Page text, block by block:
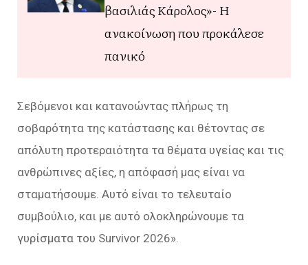
βασιλιάς Κάρολος»- Η
ανακοίνωση που προκάλεσε
πανικό
Σεβόμενοι και κατανοώντας πλήρως τη
σοβαρότητα της κατάστασης και θέτοντας σε
απόλυτη προτεραιότητα τα θέματα υγείας και τις
ανθρώπινες αξίες, η απόφασή μας είναι να
σταματήσουμε. Αυτό είναι το τελευταίο
συμβούλιο, και με αυτό ολοκληρώνουμε τα
γυρίσματα του Survivor 2026».